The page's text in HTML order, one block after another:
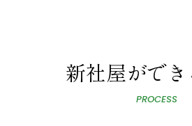
新社屋がで
PROCESS